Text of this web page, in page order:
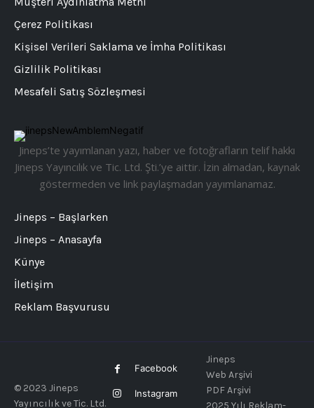
Jineps’te yayımlanan yazı, haber ve fotoğrafların telif hakkı
Jineps Yayıncılık ve Tic. Ltd. Şti.’ye aittir. İzin almadan, kaynak
göstermeden ve link paylaşmadan yayımlanamaz.
Jineps – Başlarken
Jineps – Anasayfa
Künye
İletişim
Reklam Başvurusu
Çerez Politikası
Kişisel Verileri Saklama ve İmha Politikası
Gizlilik Politikası
Mesafeli Satış Sözleşmesi
© 2023 Jineps
Yayıncılık ve Tic. Ltd.
Facebook
Instagram
Jineps
Web Arşivi
PDF Arşivi